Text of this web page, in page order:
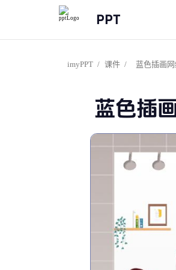
PPT
imyPPT / 课件 / 蓝色插画
蓝色插